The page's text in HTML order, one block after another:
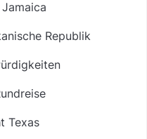
Republik
Texas